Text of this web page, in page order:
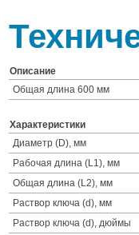
Описание
Общая длина 600 мм
Характеристики
Диаметр (D), мм
Рабочая длина (L1), мм
Общая длина (L2), мм
Раствор ключа (d), мм
Раствор ключа (d), дюймы